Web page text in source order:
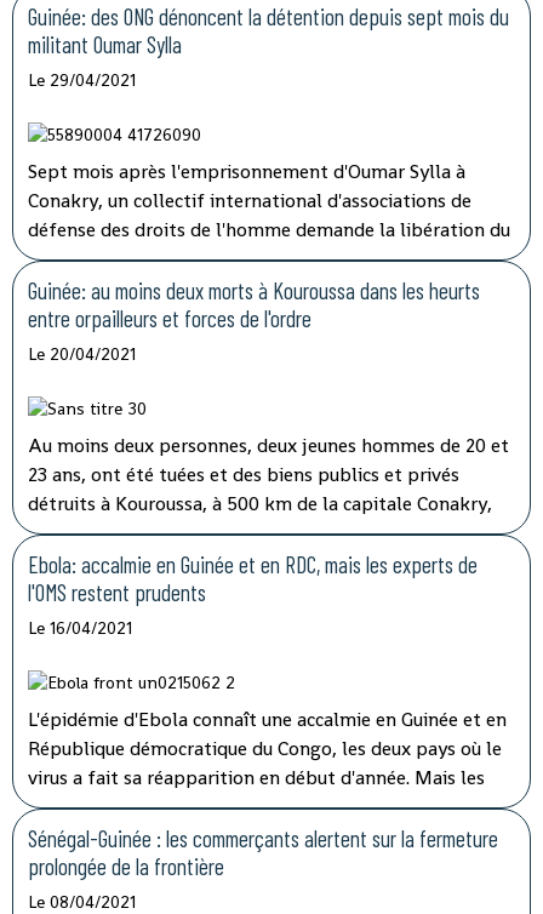
Guinée: des ONG dénoncent la détention depuis sept mois du
militant Oumar Sylla
Le 29/04/2021
Sept mois après l'emprisonnement d'Oumar Sylla à
Conakry, un collectif international d'associations de
défense des droits de l'homme demande la libération du
militant guinéen. Il avait, au sein du Front national pour
la défense de la Constitution, dénoncé la réforme
constitutionnelle qui a permis à Alpha Condé de
briguer et d'obtenir un troisième mandat présidentiel.
Guinée: au moins deux morts à Kouroussa dans les heurts
entre orpailleurs et forces de l'ordre
Le 20/04/2021
Au moins deux personnes, deux jeunes hommes de 20 et
23 ans, ont été tuées et des biens publics et privés
détruits à Kouroussa, à 500 km de la capitale Conakry,
dans l'est de la Guinée, lors de heurts entre des
orpailleurs et les forces de l'ordre, samedi 17 avril. Ces
heurts ont éclaté lors de protestations d'orpailleurs
guinéens accusant les autorités guinéennes de les avoir
burkinabè.
Ebola: accalmie en Guinée et en RDC, mais les experts de
l'OMS restent prudents
Le 16/04/2021
L'épidémie d'Ebola connaît une accalmie en Guinée et en
République démocratique du Congo, les deux pays où le
virus a fait sa réapparition en début d'année. Mais les
experts de l'OMS Afrique restent très prudents car ils
manquent encore d'indicateurs fiables sur son évolution.
L'épidémie d'Ebola connaît une accalmie en Guinée et en
République démocratique du Congo, les deux pays où le
Sénégal-Guinée : les commerçants alertent sur la fermeture
prolongée de la frontière
Le 08/04/2021